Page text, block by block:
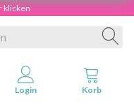
klicken